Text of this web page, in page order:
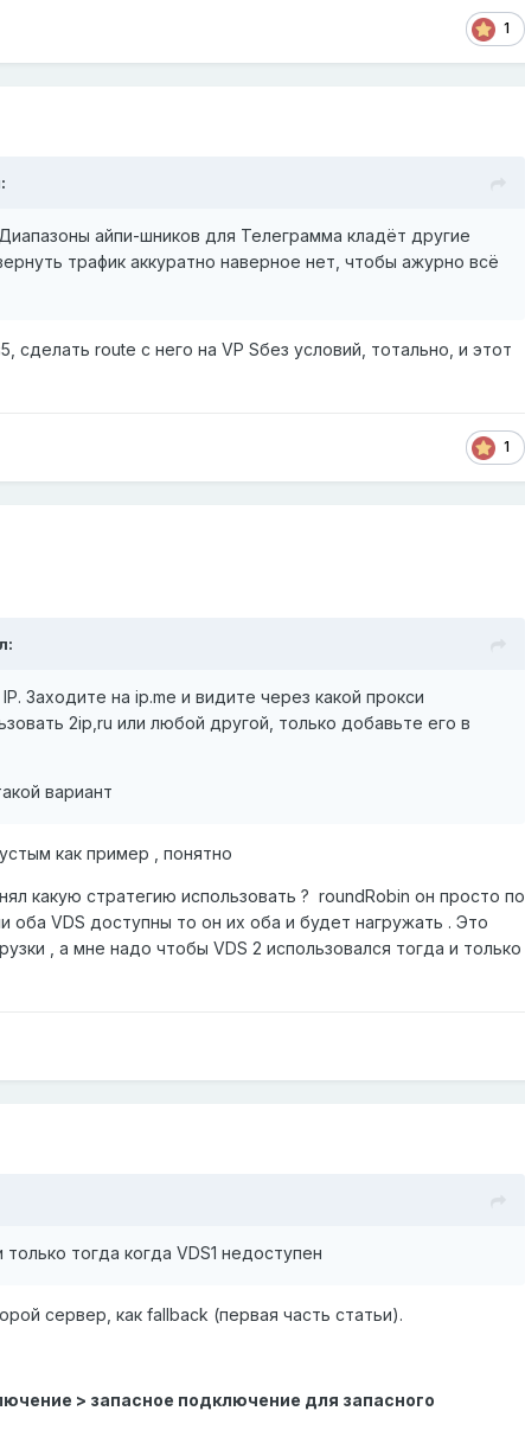
1
айпи-шников для Телеграмма кладёт другие
трафик аккуратно наверное нет, чтобы ажурно всё
сделать route с него на VP Sбез условий, тотально, и этот
1
Заходите на ip.me и видите через какой прокси
2ip,ru или любой другой, только добавьте его в
вариант
как пример , понятно
какую стратегию использовать ? roundRobin он просто по
оба VDS доступны то он их оба и будет нагружать . Это
, а мне надо чтобы VDS 2 использовался тогда и только
тогда когда VDS1 недоступен
сервер, как fallbaсk (первая часть статьи).
> запасное подключение для запасного